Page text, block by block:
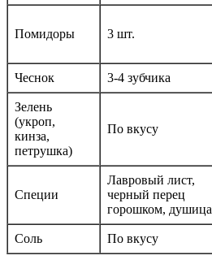
Помидоры 3 шт.
Чеснок 3-4 зубчика
Зелень
(укроп,
кинза,
петрушка)
По вкусу
Специи
Лавровый лист,
черный перец
горошком, душица
Соль По вкусу